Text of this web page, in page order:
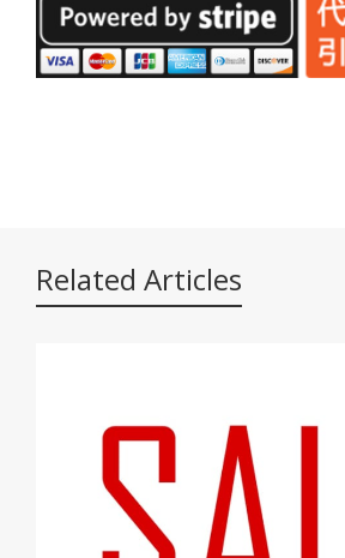
Related Articles